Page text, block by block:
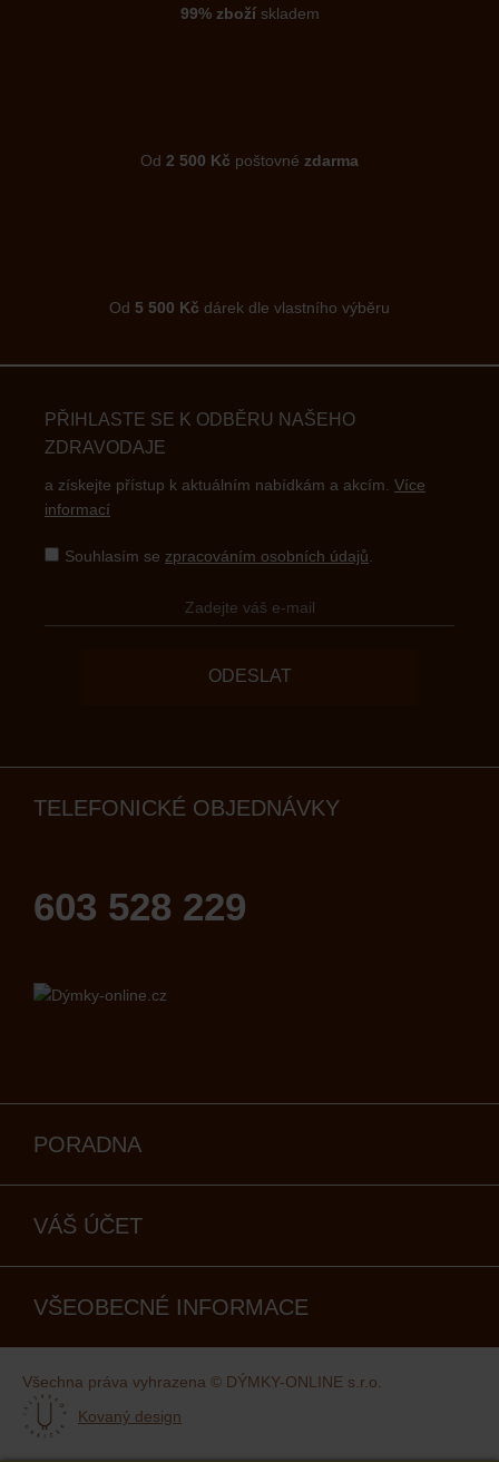
99% zbožískladem
Od 2 500 Kč poštovné zdarma
Od 5 500 Kč dárek dle vlastního výběru
PŘIHLASTE SE K ODBĚRU NAŠEHO
ZDRAVODAJE
a získejte přístup k aktuálním nabídkám a akcím. Více
informací
Souhlasím se zpracováním osobních údajů
ODESLAT
TELEFONICKÉ OBJEDNÁVKY
603 528 229
PORADNA
VÁŠ ÚČET
VŠEOBECNÉ INFORMACE
Všechna práva vyhrazena © DÝMKY-ONLINE s.r.o.
Kovaný design